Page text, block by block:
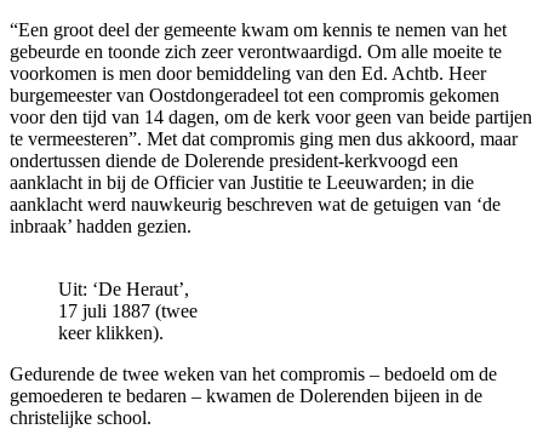
“Een groot deel der gemeente kwam om kennis te nemen van het
gebeurde en toonde zich zeer verontwaardigd. Om alle moeite te
voorkomen is men door bemiddeling van den Ed. Achtb. Heer
burgemeester van Oostdongeradeel tot een compromis gekomen
voor den tijd van 14 dagen, om de kerk voor geen van beide partijen
te vermeesteren”. Met dat compromis ging men dus akkoord, maar
ondertussen diende de Dolerende president-kerkvoogd een
aanklacht in bij de Officier van Justitie te Leeuwarden; in die
aanklacht werd nauwkeurig beschreven wat de getuigen van ‘de
inbraak’ hadden gezien.
Uit: ‘De Heraut’,
17 juli 1887 (twee
keer klikken).
Gedurende de twee weken van het compromis – bedoeld om de
gemoederen te bedaren – kwamen de Dolerenden bijeen in de
christelijke school.